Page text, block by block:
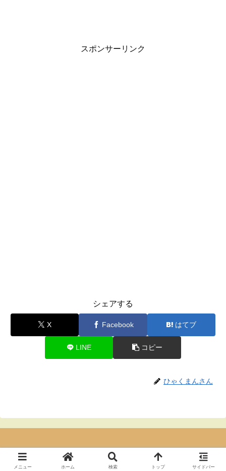
スポンサーリンク
シェアする
X Facebook はてブ
LINE コピー
ひゃくまんさん
© 2021-2026 マイクラゼボブログ.
メニュー ホーム 検索 トップ サイドバー